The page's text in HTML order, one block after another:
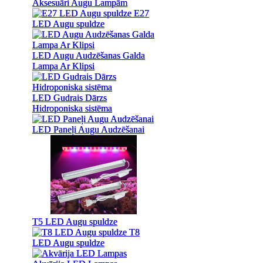
Aksesuāri Augu Lampām
E27
LED Augu spuldze
LED Augu Audzēšanas Galda
Lampa Ar Klipsi
LED Gudrais Dārzs
Hidroponiska sistēma
LED Paneļi Augu Audzēšanai
T5 LED Augu spuldze
T8
LED Augu spuldze
Aksesuāri Augu Lampām
E27
LED Augu spuldze
LED Augu Audzēšanas Galda
Lampa Ar Klipsi
LED Gudrais Dārzs
Hidroponiska sistēma
LED Paneļi Augu Audzēšanai
T5 LED Augu spuldze
T8
LED Augu spuldze